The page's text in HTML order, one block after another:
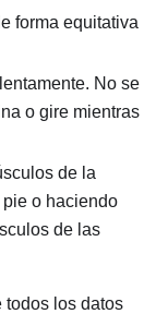
forma equitativa
No se
o gire mientras
de la
o haciendo
de las
todos los datos